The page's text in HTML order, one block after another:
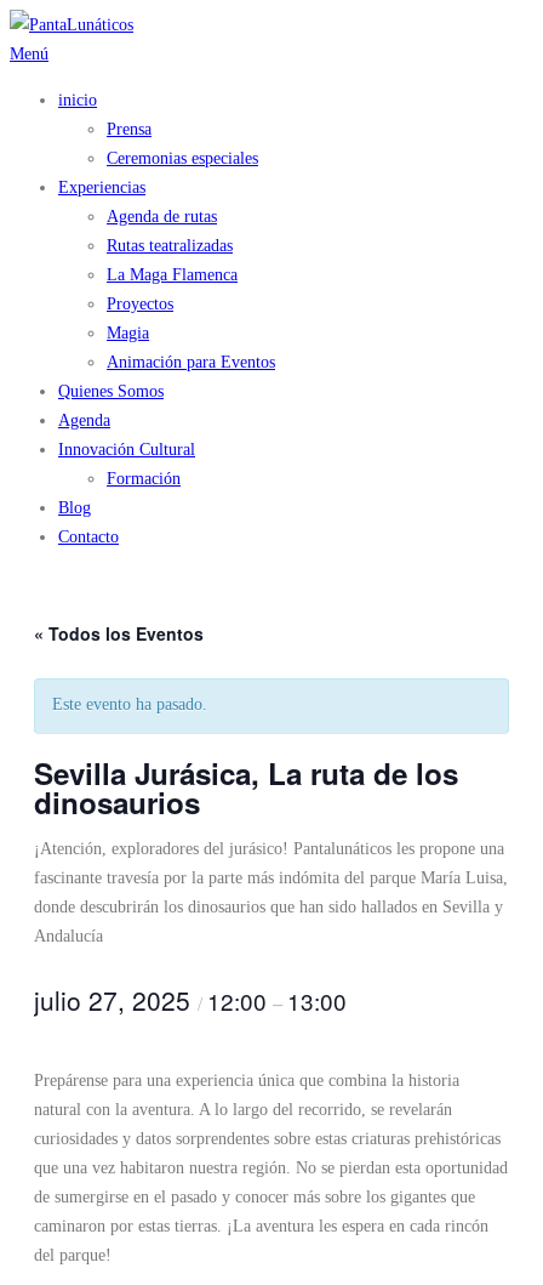
Saltar
al
Menú
inicio
Prensa
Ceremonias especiales
Experiencias
Agenda de rutas
Rutas teatralizadas
La Maga Flamenca
Proyectos
Magia
Animación para Eventos
Quienes Somos
Agenda
Innovación Cultural
Formación
Blog
Contacto
« Todos los Eventos
Este evento ha pasado.
Sevilla Jurásica, La ruta de los
dinosaurios
¡Atención, exploradores del jurásico! Pantalunáticos les propone una
fascinante travesía por la parte más indómita del parque María Luisa,
donde descubrirán los dinosaurios que han sido hallados en Sevilla y
Andalucía
julio 27, 2025 / 12:00 – 13:00
Prepárense para una experiencia única que combina la historia
natural con la aventura. A lo largo del recorrido, se revelarán
curiosidades y datos sorprendentes sobre estas criaturas prehistóricas
que una vez habitaron nuestra región. No se pierdan esta oportunidad
de sumergirse en el pasado y conocer más sobre los gigantes que
caminaron por estas tierras. ¡La aventura les espera en cada rincón
del parque!